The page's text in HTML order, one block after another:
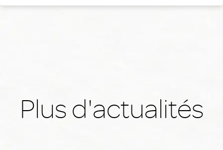
Plus d'actualités